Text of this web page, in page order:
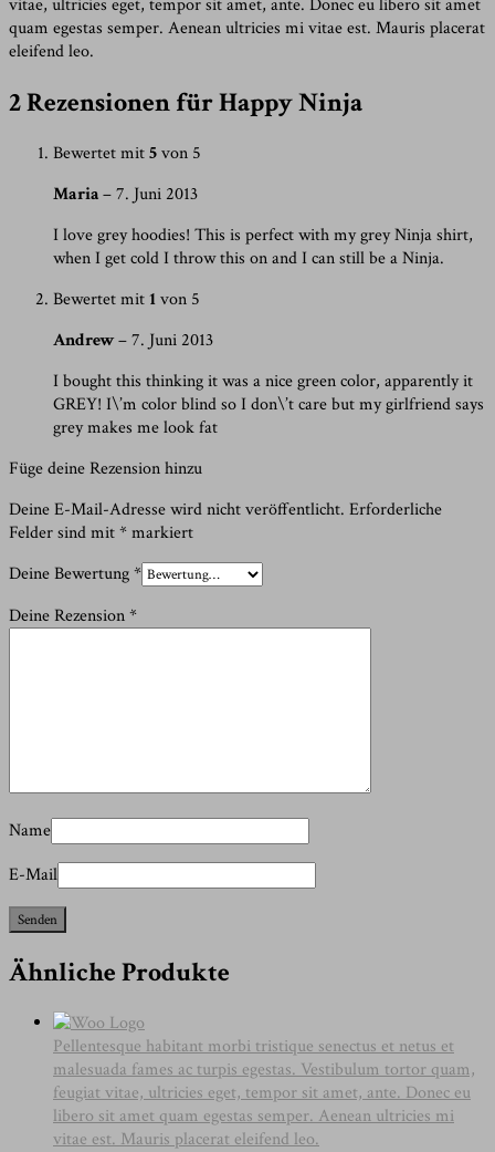
vitae, ultricies eget, tempor sit amet, ante. Donec eu libero sit amet
quam egestas semper. Aenean ultricies mi vitae est. Mauris placerat
eleifend leo.
2 Rezensionen fürHappy Ninja
Bewertet mit5von 5
Maria–7. Juni 2013
I love grey hoodies! This is perfect with my grey Ninja shirt,
when I get cold I throw this on and I can still be a Ninja.
Bewertet mit1von 5
Andrew–7. Juni 2013
I bought this thinking it was a nice green color, apparently it
GREY! I\’m color blind so I don\’t care but my girlfriend says
grey makes me look fat
Füge deine Rezension hinzu
Deine E-Mail-Adresse wird nicht veröffentlicht. Erforderliche
Felder sind mit*markiert
Deine Bewertung*
Deine Rezension*
Name
E-Mail
Ähnliche Produkte
Pellentesque habitant morbi tristique senectus et netus et
malesuada fames ac turpis egestas. Vestibulum tortor quam,
feugiat vitae, ultricies eget, tempor sit amet, ante. Donec eu
libero sit amet quam egestas semper. Aenean ultricies mi
vitae est. Mauris placerat eleifend leo.